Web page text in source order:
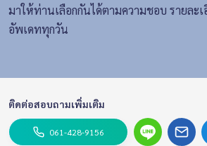
มาให้ท่านเลือกกันได้ตามความชอบ รายละ
อัพเดททุกวัน
ติดต่อสอบถามเพิ่มเติม
061-428-9156